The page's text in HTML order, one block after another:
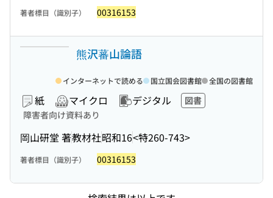
著者標目（識別子） 00316153
熊沢蕃山論語
紙 マイクロ デジタル
図書
障害者向け資料あり
岡山研堂 著教材社昭和16<特260-743>
インターネットで読める 国立国会図書館 全国の図書館
著者標目（識別子） 00316153